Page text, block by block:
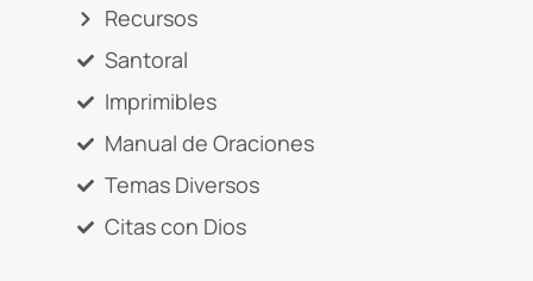
Recursos
Santoral
Imprimibles
Manual de Oraciones
Temas Diversos
Citas con Dios